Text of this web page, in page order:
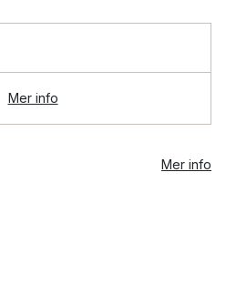
Mer info
Mer info